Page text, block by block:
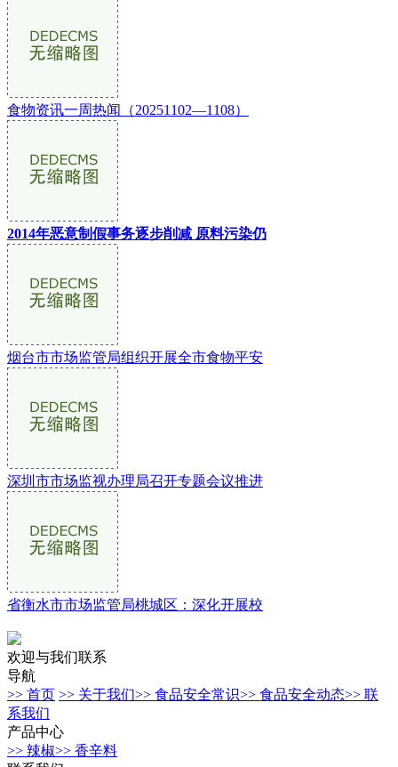
食物资讯一周热闻（20251102—1108）
2014年恶意制假事务逐步削减 原料污染仍
烟台市市场监管局组织开展全市食物平安
深圳市市场监视办理局召开专题会议推进
省衡水市市场监管局桃城区：深化开展校
欢迎与我们联系
导航
>> 首页 >> 关于我们>> 食品安全常识>> 食品安全动态>> 联
系我们
产品中心
>> 辣椒>> 香辛料